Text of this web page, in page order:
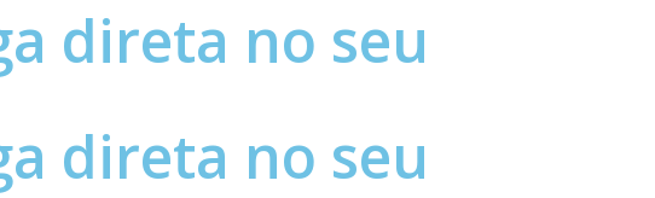
direta no seu
direta no seu